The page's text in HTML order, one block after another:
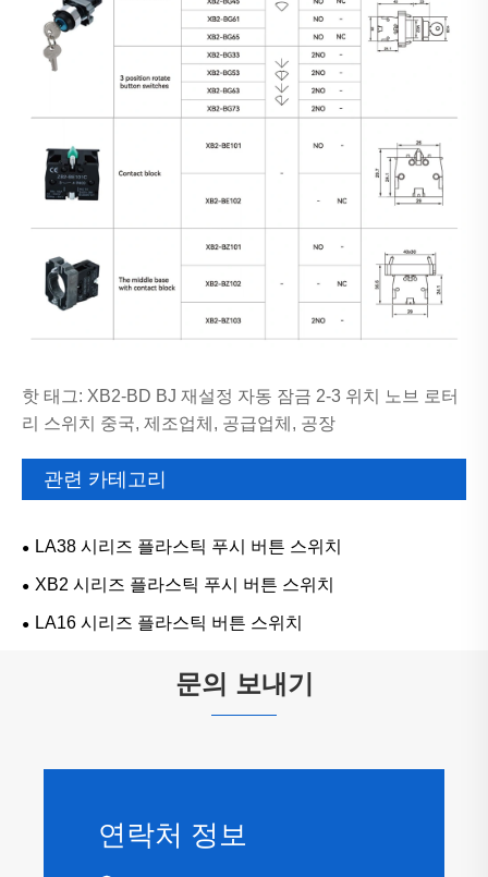
핫 태그: XB2-BD BJ 재설정 자동 잠금 2-3 위치 노브 로터
리 스위치 중국, 제조업체, 공급업체, 공장
관련 카테고리
LA38 시리즈 플라스틱 푸시 버튼 스위치
XB2 시리즈 플라스틱 푸시 버튼 스위치
LA16 시리즈 플라스틱 버튼 스위치
문의 보내기
연락처 정보